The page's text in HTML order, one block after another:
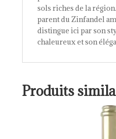
sols riches de la
parent du Zinfandel
distingue ici par son
chaleureux et son
Produits